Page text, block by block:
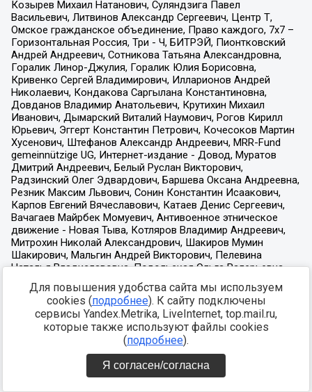
Для повышения удобства сайта мы используем
cookies (подробнее). К сайту подключены
сервисы Yandex.Metrika, LiveInternet, top.mail.ru,
которые также используют файлы cookies
(подробнее).
Я согласен/согласна